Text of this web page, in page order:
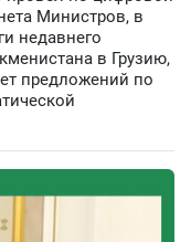
Министров, в
недавнего
в Грузию,
предложений по